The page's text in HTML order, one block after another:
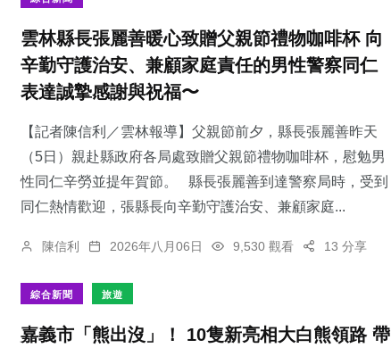
雲林縣長張麗善暖心致贈父親節禮物咖啡杯 向
辛勤守護治安、兼顧家庭責任的男性警察同仁
表達誠摯感謝與祝福〜
【記者陳信利／雲林報導】父親節前夕，縣長張麗善昨天
（5日）親赴縣政府各局處致贈父親節禮物咖啡杯，慰勉男
性同仁辛勞並提年賀節。 縣長張麗善到達警察局時，受到
同仁熱情歡迎，張縣長向辛勤守護治安、兼顧家庭...
陳信利 2026年八月06日 9,530 觀看 13 分享
綜合新聞 旅遊
嘉義市「熊出沒」！ 10隻新亮相大白熊領路 帶